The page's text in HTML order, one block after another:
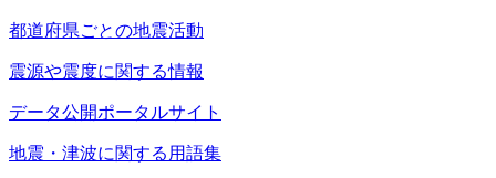
都道府県ごとの地震活動
震源や震度に関する情報
データ公開ポータルサイト
地震・津波に関する用語集